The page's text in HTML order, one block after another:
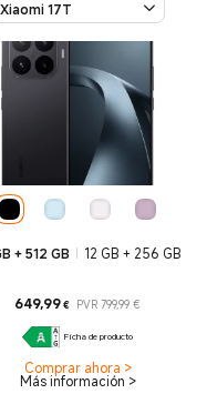
Xiaomi 17T
1.099,99 €
+ 512 GB 12 GB + 256 GB
649,99€ Current Price
PVR 799,99 €
Ficha de producto
Comprar ahora >
Más información >